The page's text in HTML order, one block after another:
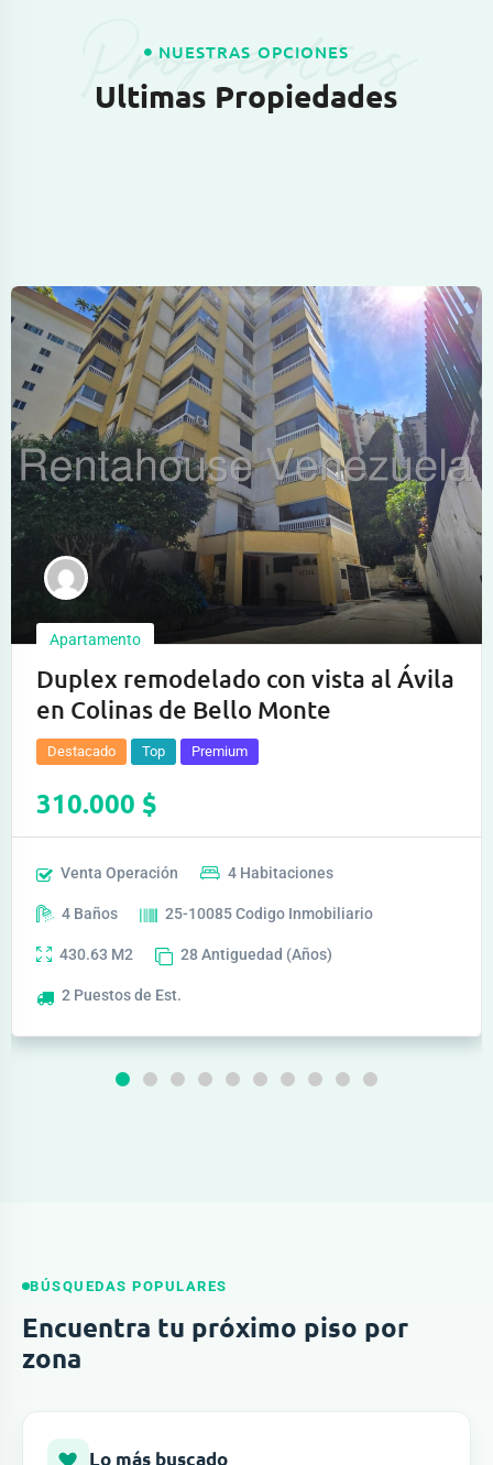
Properties
NUESTRAS OPCIONES
Ultimas Propiedades
Apartamento
Duplex remodelado con vista al Ávila
en Colinas de Bello Monte
Destacado Top Premium
310.000 $
Venta Operación 4 Habitaciones
4 Baños 25-10085Codigo Inmobiliario
430.63 M2 28Antiguedad (Años)
2 Puestos de Est.
BÚSQUEDAS POPULARES
Encuentra tu próximo piso por
zona
Lo más buscado